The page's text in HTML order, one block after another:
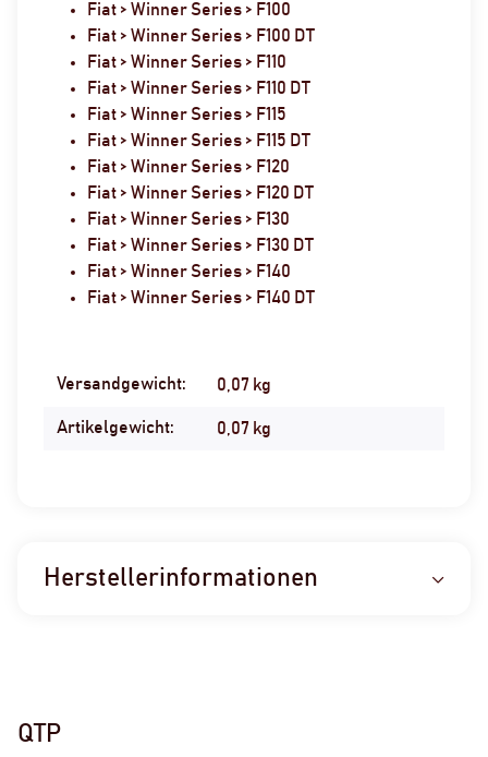
Fiat > Winner Series > F100
Fiat > Winner Series > F100 DT
Fiat > Winner Series > F110
Fiat > Winner Series > F110 DT
Fiat > Winner Series > F115
Fiat > Winner Series > F115 DT
Fiat > Winner Series > F120
Fiat > Winner Series > F120 DT
Fiat > Winner Series > F130
Fiat > Winner Series > F130 DT
Fiat > Winner Series > F140
Fiat > Winner Series > F140 DT
Produkteigenschaft
Wert
Versandgewicht: 0,07 kg
Artikelgewicht: 0,07 kg
Herstellerinformationen
QTP